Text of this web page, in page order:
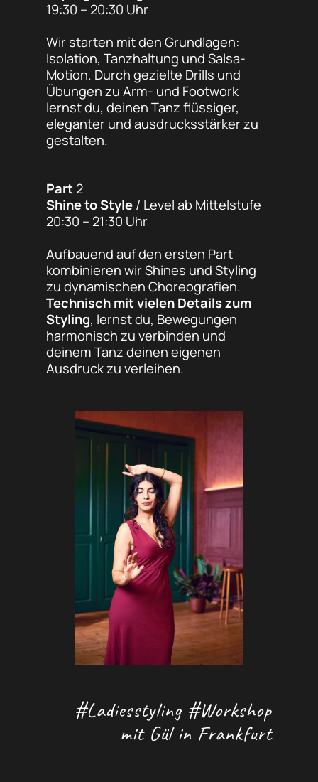
19:30 – 20:30 Uhr
Wir starten mit den Grundlagen:
Isolation, Tanzhaltung und Salsa-
Motion. Durch gezielte Drills und
Übungen zu Arm- und Footwork
lernst du, deinen Tanz flüssiger,
eleganter und ausdrucksstärker zu
gestalten.
Part 2
Shine to Style / Level ab Mittelstufe
20:30 – 21:30 Uhr
Aufbauend auf den ersten Part
kombinieren wir Shines und Styling
zu dynamischen Choreografien.
Technisch mit vielen Details zum
Styling, lernst du, Bewegungen
harmonisch zu verbinden und
deinem Tanz deinen eigenen
Ausdruck zu verleihen.
#Ladiesstyling #Workshop
mit Gül in Frankfurt